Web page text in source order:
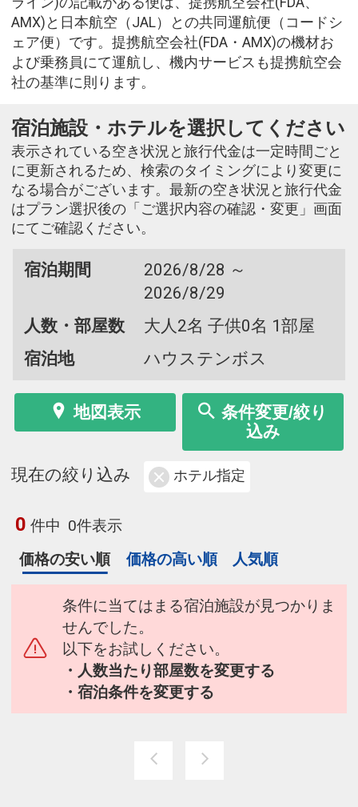
AMX)と日本航空（JAL）との共同運航便（コードシ
ェア便）です。提携航空会社(FDA・AMX)の機材お
よび乗務員にて運航し、機内サービスも提携航空会
社の基準に則ります。
宿泊施設・ホテルを選択してください
表示されている空き状況と旅行代金は一定時間ごと
に更新されるため、検索のタイミングにより変更に
なる場合がございます。最新の空き状況と旅行代金
はプラン選択後の「ご選択内容の確認・変更」画面
にてご確認ください。
宿泊期間
2026/8/28 ～
2026/8/29
人数・部屋数
大人2名 子供0名 1部屋
宿泊地
ハウステンボス
地図表示
条件変更/絞り
込み
現在の絞り込み ホテル指定
0 件中 0件表示
価格の安い順
価格の高い順 人気順
条件に当てはまる宿泊施設が見つかりま
せんでした。
以下をお試しください。
・人数当たり部屋数を変更する
・宿泊条件を変更する